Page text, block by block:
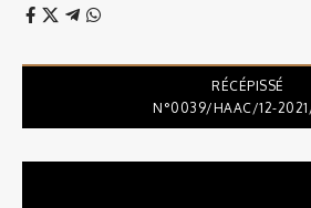
RÉCÉPISSÉ
N°0039/HAAC/12-